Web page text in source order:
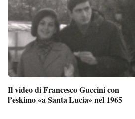
Il video di Francesco Guccini con
l’eskimo «a Santa Lucia» nel 1965